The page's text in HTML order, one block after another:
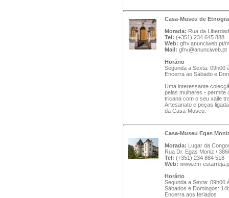
Casa-Museu de
Morada: Rua da
Tel: (+351) 234 645 888
Web: gfrv.anunciweb.pt/
Mail: gfrv@anunciweb.pt
Horário
Segunda a Sexta: 09h00
Encerra ao Sábado e
Uma interessante
pelas mulheres - permite
tricana com o seu xaile
Artesanato e peças
da Casa-Museu.
Casa-Museu Egas
Morada: Lugar da
Rua Dr. Egas Moniz /
Tel: (+351) 234 884 518
Web: www.cm-
Horário
Segunda a Sexta: 09h00
Sábados e Domingos:
Encerra aos feriados